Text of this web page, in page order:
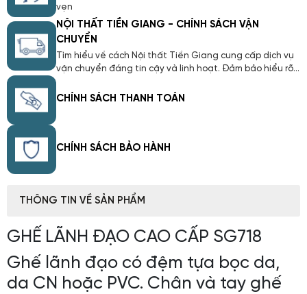
vẹn
NỘI THẤT TIỀN GIANG - CHÍNH SÁCH VẬN
CHUYỂN
Tìm hiểu về cách Nội thất Tiền Giang cung cấp dịch vụ
vận chuyển đáng tin cậy và linh hoạt. Đảm bảo hiểu rõ
quan. Với Chính Sách Vận Chuyển của chúng tôi, chúng
CHÍNH SÁCH THANH TOÁN
CHÍNH SÁCH BẢO HÀNH
THÔNG TIN VỀ SẢN PHẨM
GHẾ LÃNH ĐẠO CAO CẤP SG718
Ghế lãnh đạo có đệm tựa bọc da,
da CN hoặc PVC. Chân và tay ghế